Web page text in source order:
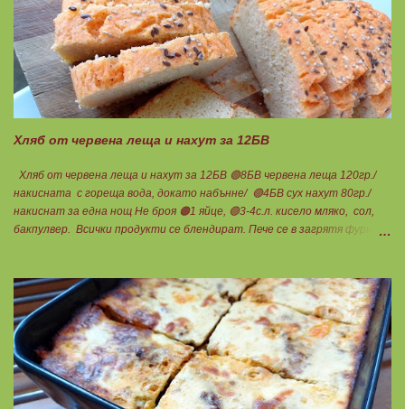
обезмаслено крем сирене Кауфланд 200гр. + 1 равна с.л скир 🟠1БП
яйце 1бр. Ванилия Не подслаждам! За отгоре: 🟢4БВ сини сливи
360гр. Канела Мазнините са удвоени за белтъците и крем сиренето!
В голяма силиконова форма за тарт, разпределих така: 🥧1- ви слой
от кексово тесто 🥧2- ри слой чийз крем 🥧3- ти слой нарязани сини
сливи Канелата поръсих след изпичане, за да не е много натрапчива и
в голямо количество. Сладкиша изпекох в загрята фурна на 180
Хляб от червена леща и нахут за 12БВ
Хляб от червена леща и нахут за 12БВ 🟢8БВ червена леща 120гр./
накисната с гореща вода, докато набънне/ 🟢4БВ сух нахут 80гр./
накиснат за една нощ Не броя 🟠1 яйце, 🟢3-4с.л. кисело мляко, сол,
бакпулвер. Всички продукти се блендират. Пече се в загрятя фурна